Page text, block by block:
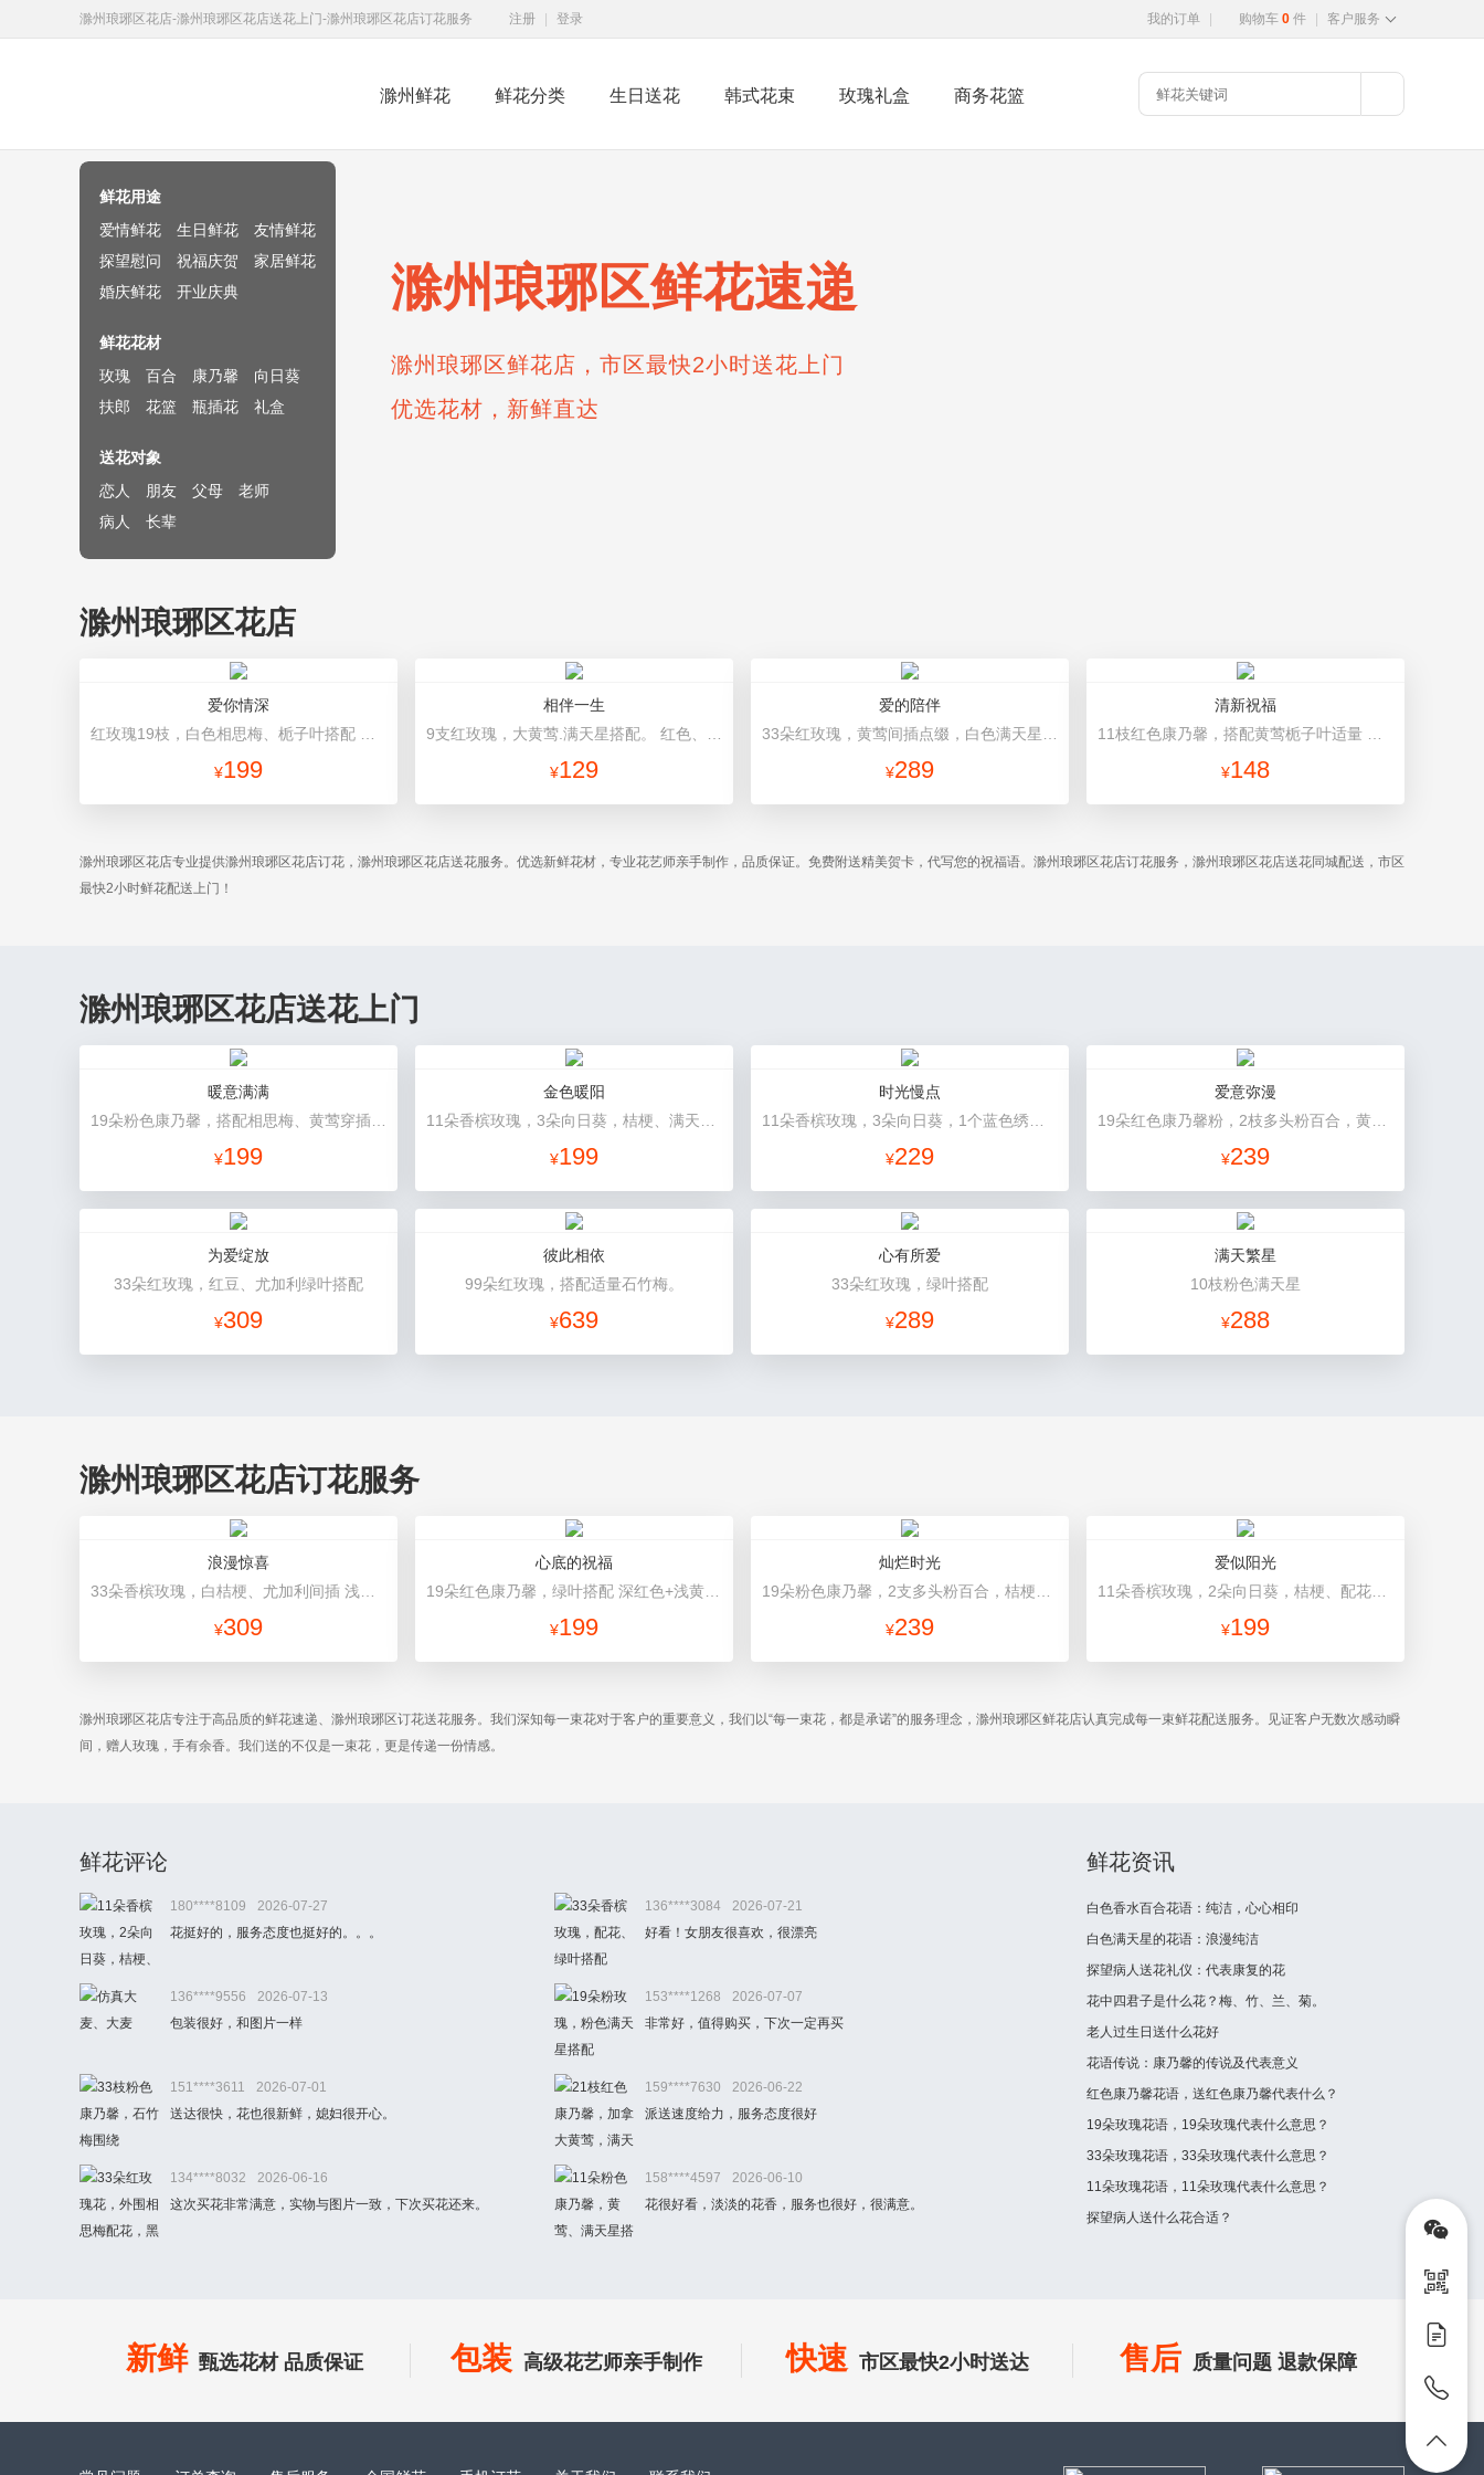
滁州琅琊区花店-滁州琅琊区花店送花上门-滁州琅琊区花店订花服务 注册 登录 我的订单 购物车 0 件 客户服务
滁州鲜花 鲜花分类 生日送花 韩式花束 玫瑰礼盒 商务花篮
滁州琅琊区鲜花速递
滁州琅琊区鲜花店，市区最快2小时送花上门
优选花材，新鲜直达
鲜花用途
爱情鲜花
生日鲜花
友情鲜花
探望慰问
祝福庆贺
家居鲜花
婚庆鲜花
开业庆典
鲜花花材
玫瑰
百合 康乃馨
向日葵
扶郎
花篮 瓶插花 礼盒
送花对象
恋人
朋友 父母
老师
病人
长辈
滁州琅琊区花店
爱你情深
¥199
相伴一生
¥129
爱的陪伴
¥289
清新祝福
¥148
滁州琅琊区花店专业提供滁州琅琊区花店订花，滁州琅琊区花店送花服务。优选新鲜花材，专业花艺师亲手制作，品质保证。免费附送精美贺卡，代写您的祝福语。滁州琅琊区花店订花服务，滁州琅琊区花店送花同城配送，市区
最快2小时鲜花配送上门！
滁州琅琊区花店送花上门
暖意满满
¥199
金色暖阳
¥199
时光慢点
¥229
爱意弥漫
¥239
为爱绽放
33朵红玫瑰，红豆、尤加利绿叶搭配
¥309
彼此相依
99朵红玫瑰，搭配适量石竹梅。
¥639
心有所爱
33朵红玫瑰，绿叶搭配
¥289
满天繁星
10枝粉色满天星
¥288
滁州琅琊区花店订花服务
浪漫惊喜
¥309
心底的祝福
¥199
灿烂时光
¥239
爱似阳光
¥199
滁州琅琊区花店专注于高品质的鲜花速递、滁州琅琊区订花送花服务。我们深知每一束花对于客户的重要意义，我们以“每一束花，都是承诺”的服务理念，滁州琅琊区鲜花店认真完成每一束鲜花配送服务。见证客户无数次感动瞬
间，赠人玫瑰，手有余香。我们送的不仅是一束花，更是传递一份情感。
鲜花评论
180****8109
2026-07-27
花挺好的，服务态度也挺好的。。。
136****3084
2026-07-21
好看！女朋友很喜欢，很漂亮
136****9556
2026-07-13
包装很好，和图片一样
153****1268
2026-07-07
非常好，值得购买，下次一定再买
151****3611
2026-07-01
送达很快，花也很新鲜，媳妇很开心。
159****7630
2026-06-22
派送速度给力，服务态度很好
134****8032
2026-06-16
这次买花非常满意，实物与图片一致，下次买花还来。
158****4597
2026-06-10
花很好看，淡淡的花香，服务也很好，很满意。
鲜花资讯
白色香水百合花语：纯洁，心心相印
白色满天星的花语：浪漫纯洁
探望病人送花礼仪：代表康复的花
花中四君子是什么花？梅、竹、兰、菊。
老人过生日送什么花好
花语传说：康乃馨的传说及代表意义
红色康乃馨花语，送红色康乃馨代表什么？
19朵玫瑰花语，19朵玫瑰代表什么意思？
33朵玫瑰花语，33朵玫瑰代表什么意思？
11朵玫瑰花语，11朵玫瑰代表什么意思？
探望病人送什么花合适？
新鲜 甄选花材 品质保证 包装 高级花艺师亲手制作 快速 市区最快2小时送达 售后 质量问题 退款保障